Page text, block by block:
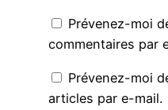
Prévenez-moi
commentaires par
Prévenez-moi
articles par e-mail.